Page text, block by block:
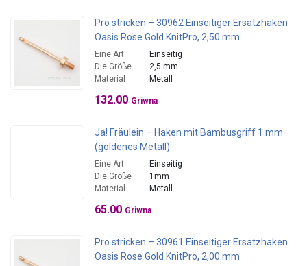
Pro stricken – 30962 Einseitiger Ersatzhaken
Oasis Rose Gold KnitPro, 2,50 mm
Eine Art
Einseitig
Die Größe
2,5 mm
Material
Metall
132.00 Griwna
Ja! Fräulein – Haken mit Bambusgriff 1 mm
(goldenes Metall)
Eine Art
Einseitig
Die Größe
1mm
Material
Metall
65.00 Griwna
Pro stricken – 30961 Einseitiger Ersatzhaken
Oasis Rose Gold KnitPro, 2,00 mm